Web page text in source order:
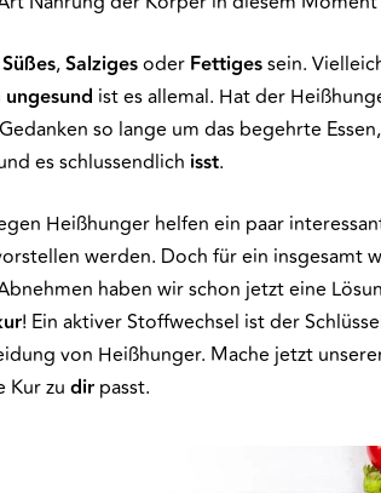
Süßes,Salzigesoder Fettigessein.
ungesund ist es allemal. Hat der
so lange um das begehrte
es schlussendlich isst.
Heißhunger helfen ein paar
werden. Doch für ein insgesamt
haben wir schon jetzt eine
! Ein aktiver Stoffwechsel ist der
von Heißhunger. Mache jetzt
Kur zu dir passt.